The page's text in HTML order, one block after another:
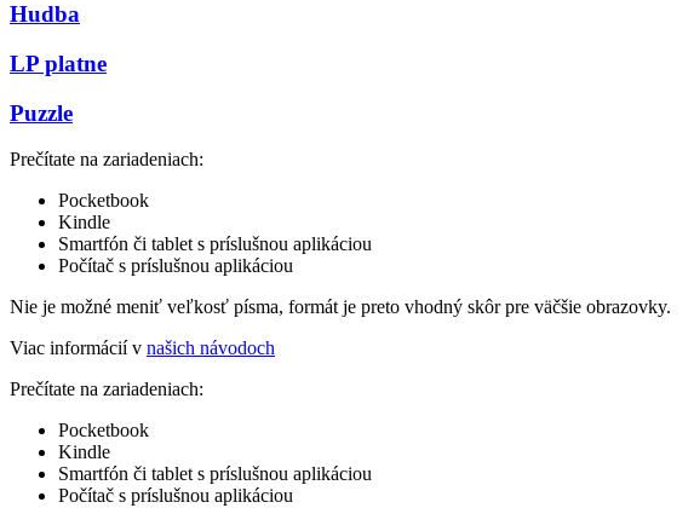
Hudba
LP platne
Puzzle
Prečítate na zariadeniach:
Pocketbook
Kindle
Smartfón či tablet s príslušnou aplikáciou
Počítač s príslušnou aplikáciou
Nie je možné meniť veľkosť písma, formát je preto vhodný skôr pre väčšie obrazovky.
Viac informácií v našich návodoch
Prečítate na zariadeniach:
Pocketbook
Kindle
Smartfón či tablet s príslušnou aplikáciou
Počítač s príslušnou aplikáciou